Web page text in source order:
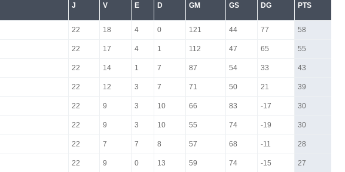
J V E D GM GS DG PTS
22 18 4 0 121 44 77 58
22 17 4 1 112 47 65 55
22 14 1 7 87 54 33 43
22 12 3 7 71 50 21 39
22 9 3 10 66 83 -17 30
22 9 3 10 55 74 -19 30
22 7 7 8 57 68 -11 28
22 9 0 13 59 74 -15 27